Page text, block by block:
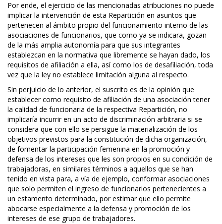
Por ende, el ejercicio de las mencionadas atribuciones no puede
implicar la intervención de esta Repartición en asuntos que
pertenecen al ámbito propio del funcionamiento interno de las
asociaciones de funcionarios, que como ya se indicara, gozan
de la más amplia autonomía para que sus integrantes
establezcan en la normativa que libremente se hayan dado, los
requisitos de afiliación a ella, así como los de desafiliación, toda
vez que la ley no establece limitación alguna al respecto.
Sin perjuicio de lo anterior, el suscrito es de la opinión que
establecer como requisito de afiliación de una asociación tener
la calidad de funcionaria de la respectiva Repartición, no
implicaría incurrir en un acto de discriminación arbitraria si se
considera que con ello se persigue la materialización de los
objetivos previstos para la constitución de dicha organización,
de fomentar la participación femenina en la promoción y
defensa de los intereses que les son propios en su condición de
trabajadoras, en similares términos a aquellos que se han
tenido en vista para, a vía de ejemplo, conformar asociaciones
que solo permiten el ingreso de funcionarios pertenecientes a
un estamento determinado, por estimar que ello permite
abocarse especialmente a la defensa y promoción de los
intereses de ese grupo de trabajadores.